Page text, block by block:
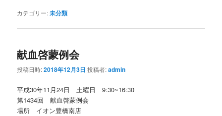
カテゴリー:未分類
献血啓蒙例会
投稿日時:2018年12月3日 投稿者:admin
平成30年11月24日 土曜日 9:30~16:30
第1434回 献血啓蒙例会
場所 イオン豊橋南店